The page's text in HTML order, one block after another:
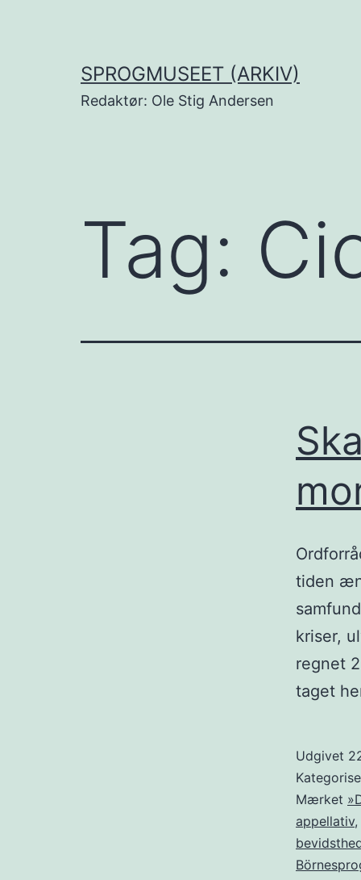
SPROGMUSEET (ARKIV)
Redaktør: Ole Stig Andersen
Tag:
tiden
kriser,
regnet
taget
Udgivet
Mærket
appellativ,